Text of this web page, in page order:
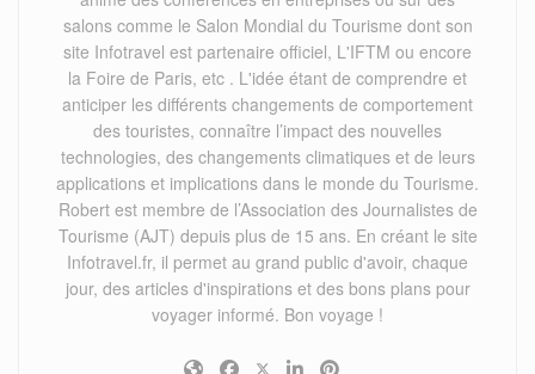
salons comme le Salon Mondial du Tourisme dont son
site Infotravel est partenaire officiel, L'IFTM ou encore
la Foire de Paris, etc . L'idée étant de comprendre et
anticiper les différents changements de comportement
des touristes, connaître l’impact des nouvelles
technologies, des changements climatiques et de leurs
applications et implications dans le monde du Tourisme.
Robert est membre de l’Association des Journalistes de
Tourisme (AJT) depuis plus de 15 ans. En créant le site
Infotravel.fr, il permet au grand public d'avoir, chaque
jour, des articles d'inspirations et des bons plans pour
voyager informé. Bon voyage !